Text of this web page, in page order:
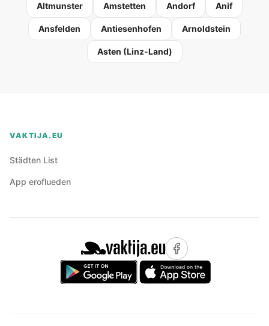
Altmunster Amstetten Andorf Anif
Ansfelden Antiesenhofen Arnoldstein
Asten (Linz-Land)
VAKTIJA.EU
Städten List
App eroflueden